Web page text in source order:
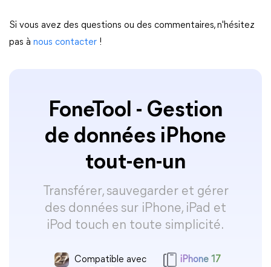
Si vous avez des questions ou des commentaires, n'hésitez
pas à nous contacter !
FoneTool - Gestion
de données iPhone
tout-en-un
Transférer, sauvegarder et gérer
des données sur iPhone, iPad et
iPod touch en toute simplicité.
Compatible avec
iPhone 17